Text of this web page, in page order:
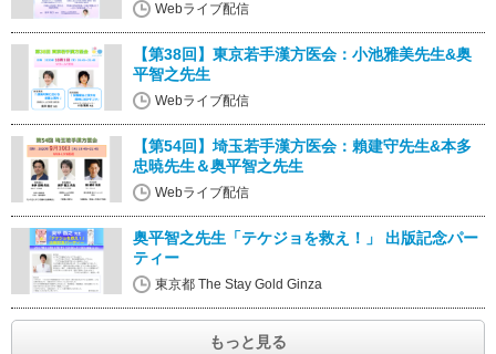
Webライブ配信
【第38回】東京若手漢方医会：小池雅美先生&奥
平智之先生
Webライブ配信
【第54回】埼玉若手漢方医会：賴建守先生&本多
忠暁先生＆奥平智之先生
Webライブ配信
奥平智之先生「テケジョを救え！」 出版記念パー
ティー
東京都 The Stay Gold Ginza
もっと見る